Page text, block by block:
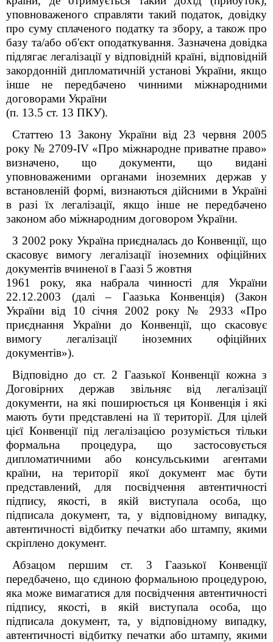
уповноваженого справляти такий податок, довідку
про суму сплаченого податку та збору, а також про
базу та/або об'єкт оподаткування. Зазначена довідка
підлягає легалізації у відповідній країні, відповідній
закордонній дипломатичній установі України, якщо
інше не передбачено чинними міжнародними
договорами України
(п. 13.5 ст. 13 ПКУ).
Статтею 13 Закону України від 23 червня 2005
року № 2709-ІV «Про міжнародне приватне право»
визначено, що документи, що видані
уповноваженими органами іноземних держав у
встановленій формі, визнаються дійсними в Україні
в разі їх легалізації, якщо інше не передбачено
законом або міжнародним договором України.
З 2002 року Україна приєдналась до Конвенції, що
скасовує вимогу легалізації іноземних офіційних
документів вчиненої в Гаазі 5 жовтня
1961 року, яка набрала чинності для України
22.12.2003 (далі – Гаазька Конвенція) (Закон
України від 10 січня 2002 року № 2933 «Про
приєднання України до Конвенції, що скасовує
вимогу легалізації іноземних офіційних
документів»).
Відповідно до ст. 2 Гаазької Конвенції кожна з
Договірних держав звільняє від легалізації
документи, на які поширюється ця Конвенція і які
мають бути представлені на її території. Для цілей
цієї Конвенції під легалізацією розуміється тільки
формальна процедура, що застосовується
дипломатичними або консульськими агентами
країни, на території якої документ має бути
представлений, для посвідчення автентичності
підпису, якості, в якій виступала особа, що
підписала документ, та, у відповідному випадку,
автентичності відбитку печатки або штампу, якими
скріплено документ.
Абзацом першим ст. 3 Гаазької Конвенції
передбачено, що єдиною формальною процедурою,
яка може вимагатися для посвідчення автентичності
підпису, якості, в якій виступала особа, що
підписала документ, та, у відповідному випадку,
автентичності відбитку печатки або штампу, якими